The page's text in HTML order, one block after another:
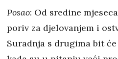
Posao: Od sredine
poriv za djelovanjem i
Suradnja s drugima bit